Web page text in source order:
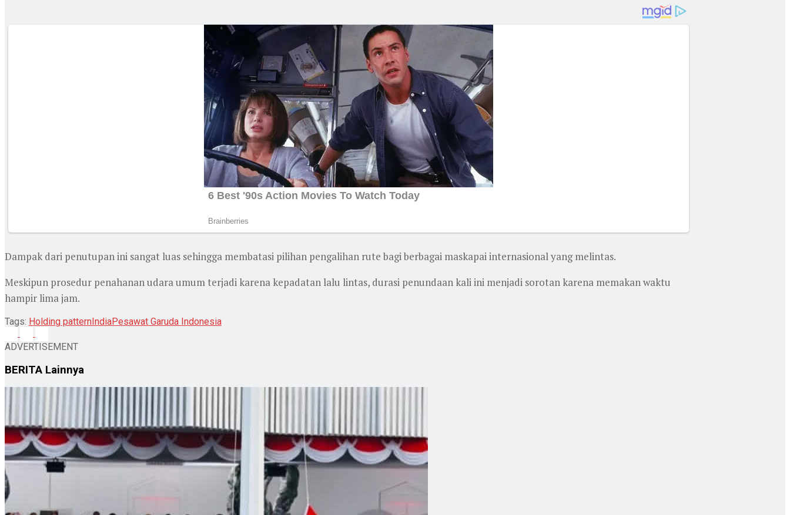
Dampak dari penutupan ini sangat luas sehingga membatasi pilihan pengalihan rute bagi berbagai maskapai internasional yang melintas.
Meskipun prosedur penahanan udara umum terjadi karena kepadatan lalu lintas, durasi penundaan kali ini menjadi sorotan karena memakan waktu
hampir lima jam.
Tags: Holding patternIndiaPesawat Garuda Indonesia
ADVERTISEMENT
BERITA Lainnya